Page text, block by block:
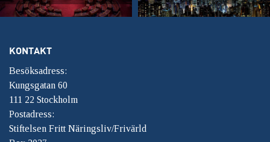
KONTAKT
Besöksadress:
Kungsgatan 60
111 22 Stockholm
Postadress:
Stiftelsen Fritt Näringsliv/Frivärld